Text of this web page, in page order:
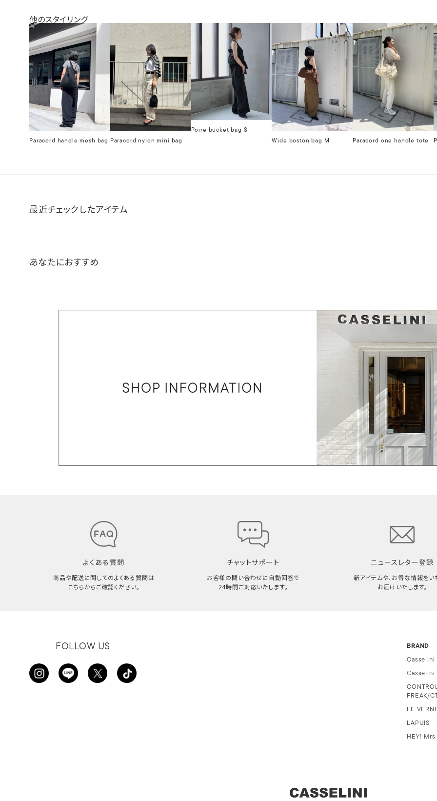
他のスタイリング
Paracord handle mesh bag Paracord nylon mini bag
Poire bucket bag S
Wide boston bag M
Paracord one handle tote
最近チェックしたアイテム
あなたにおすすめ
よくある質問
商品や配送に関してのよくある質問は
こちらからご確認ください。
チャットサポート
お客様の問い合わせに自動回答で
24時間ご対応いたします。
ニュースレター登録
新アイテムや、お得な情報をい
お届けいたします。
FOLLOW US BRAND
Casselini
Casselini
FREAK/
LE
LAPUIS
HEY! Mrs